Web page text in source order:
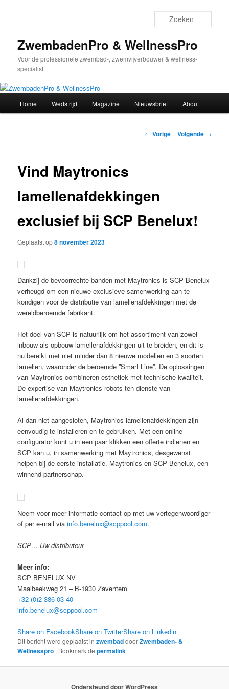
inhoudZwembadenPro & WellnessPro
Voor de professionele zwembad-, zwemvijverbouwer & wellness-
specialist
Home Wedstrijd Magazine Nieuwsbrief About
Bericht
← Vorige Volgende →
Vind Maytronics
lamellenafdekkingen
exclusief bij SCP Benelux!
Geplaatst op8 november 2023
Dankzij de bevoorrechte banden met Maytronics is SCP Benelux
verheugd om een nieuwe exclusieve samenwerking aan te
kondigen voor de distributie van lamellenafdekkingen met de
wereldberoemde fabrikant.
Het doel van SCP is natuurlijk om het assortiment van zowel
inbouw als opbouw lamellenafdekkingen uit te breiden, en dit is
nu bereikt met niet minder dan 8 nieuwe modellen en 3 soorten
lamellen, waaronder de beroemde ”Smart Line”. De oplossingen
van Maytronics combineren esthetiek met technische kwaliteit.
De expertise van Maytronics robots ten dienste van
lamellenafdekkingen.
Al dan niet aangesloten, Maytronics lamellenafdekkingen zijn
eenvoudig te installeren en te gebruiken. Met een online
configurator kunt u in een paar klikken een offerte indienen en
SCP kan u, in samenwerking met Maytronics, desgewenst
helpen bij de eerste installatie. Maytronics en SCP Benelux, een
winnend partnerschap.
Neem voor meer informatie contact op met uw vertegenwoordiger
of per e-mail viainfo.benelux@scppool.com.
SCP… Uw distributeur
Meer info:
SCP BENELUX NV
Maalbeekweg 21 – B-1930 Zaventem
+32 (0)2 386 03 40
info.benelux@scppool.com
Share on FacebookShare on TwitterShare on Linkedin
Dit bericht werd geplaatst inzwembaddoorZwembaden- &
Wellnesspro . Bookmark depermalink .
Ondersteund door WordPress